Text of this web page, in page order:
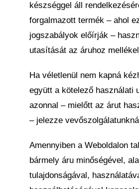
készséggel áll
forgalmazott termék – ahol
jogszabályok előírják –
utasítását az áruhoz
Ha véletlenül nem kapná
együtt a kötelező használati
azonnal – mielőtt az árut
– jelezze
Amennyiben a Weboldalon
bármely áru minőségével,
tulajdonságával,